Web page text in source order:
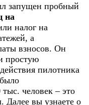
запущен пробный
на
налог на
а
взносов. Он
простую
пилотника
тыс. человек – это
Далее вы узнаете о